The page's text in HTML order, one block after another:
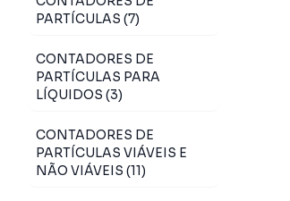
PARTÍCULAS (7)
CONTADORES DE
PARTÍCULAS PARA
LÍQUIDOS (3)
CONTADORES DE
PARTÍCULAS VIÁVEIS E
NÃO VIÁVEIS (11)